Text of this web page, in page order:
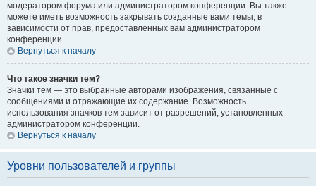
модератором форума или администратором конференции. Вы также
можете иметь возможность закрывать созданные вами темы, в
зависимости от прав, предоставленных вам администратором
конференции.
Вернуться к началу
Что такое значки тем?
Значки тем — это выбранные авторами изображения, связанные с
сообщениями и отражающие их содержание. Возможность
использования значков тем зависит от разрешений, установленных
администратором конференции.
Вернуться к началу
Уровни пользователей и группы